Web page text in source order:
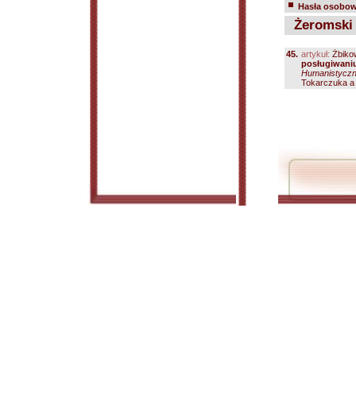
Hasła
Żeromski
45. artykuł:
Tokarczuka a